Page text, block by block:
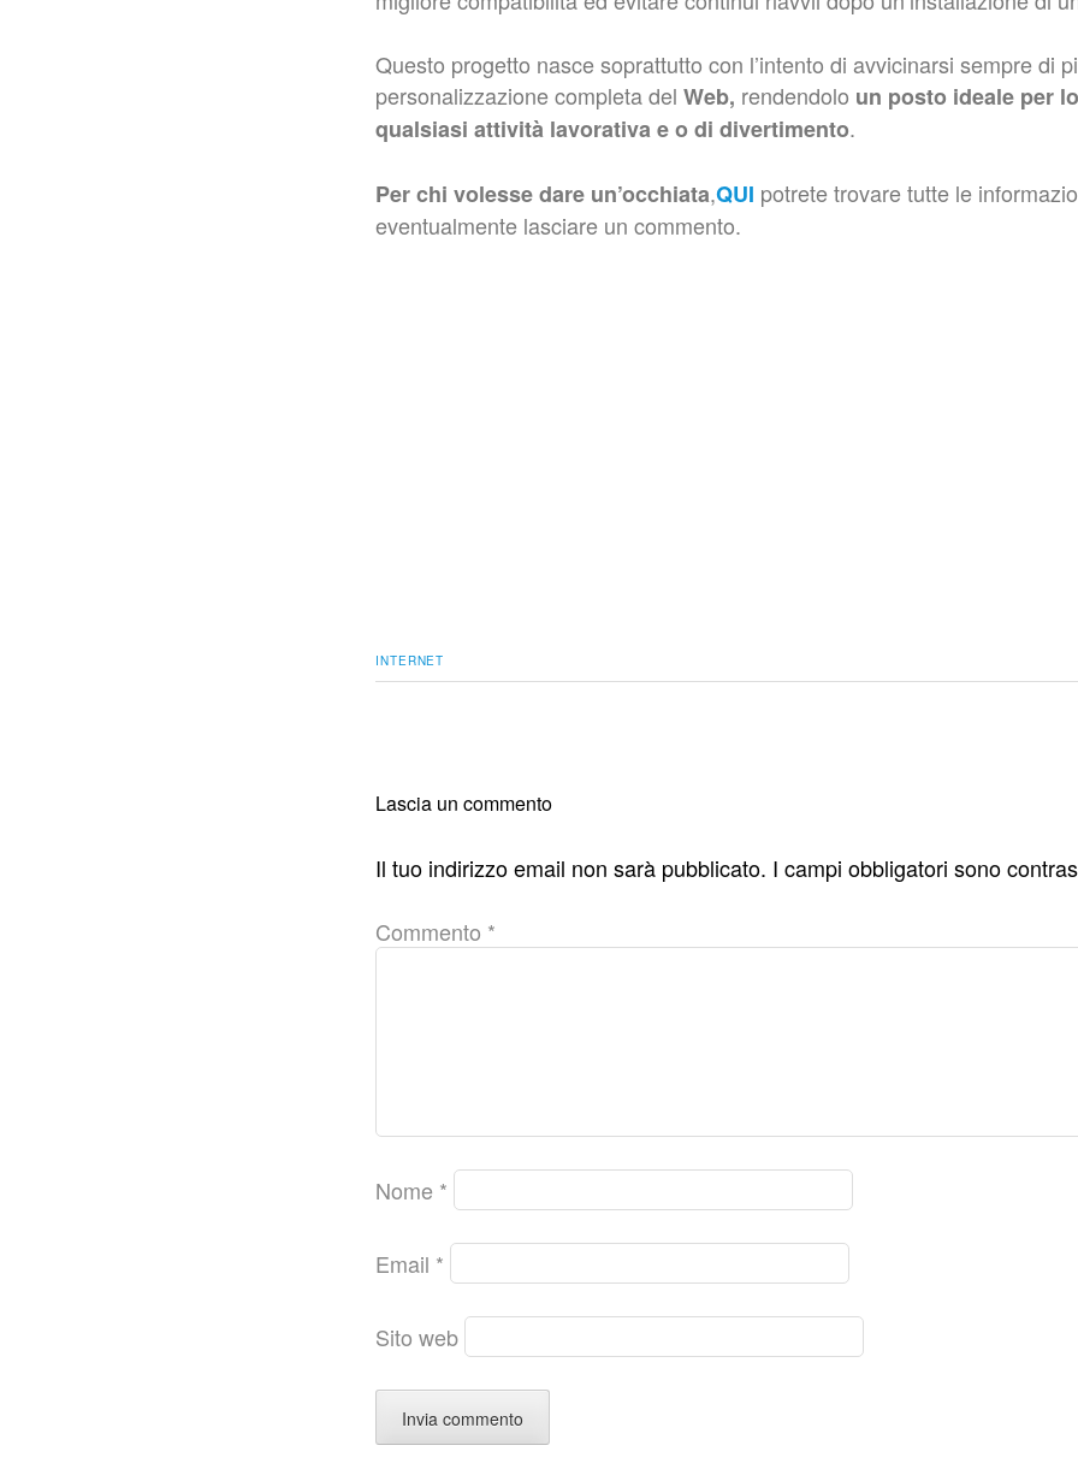
Questo progetto nasce soprattutto con l’intento di avvicinarsi sempre di
personalizzazione completa del Web, rendendolo un posto ideale per
qualsiasi attività lavorativa e o di divertimento.
Per chi volesse dare un’occhiata,QUI potrete trovare tutte le
eventualmente lasciare un commento.
INTERNET
Lascia un commento
Il tuo indirizzo email non sarà pubblicato. I campi obbligatori sono
Commento *
Nome *
Email *
Sito web